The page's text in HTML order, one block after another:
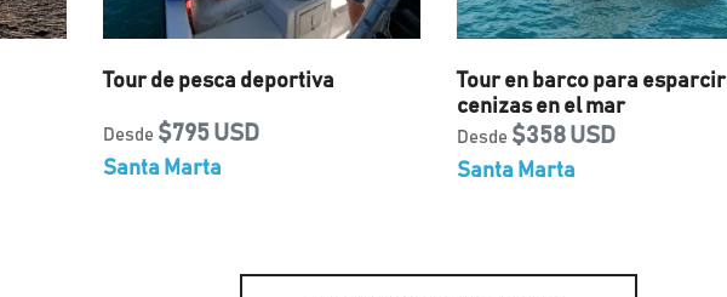
Tour de pesca deportiva
Desde $795 USD
Santa Marta
Tour en barco para esparcir
cenizas en el mar
Desde $358 USD
Santa Marta